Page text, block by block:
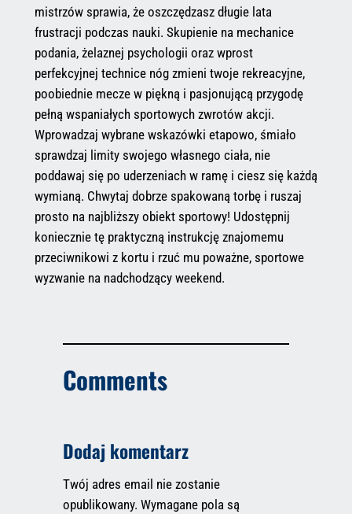
mistrzów sprawia, że oszczędzasz długie lata
frustracji podczas nauki. Skupienie na mechanice
podania, żelaznej psychologii oraz wprost
perfekcyjnej technice nóg zmieni twoje rekreacyjne,
poobiednie mecze w piękną i pasjonującą przygodę
pełną wspaniałych sportowych zwrotów akcji.
Wprowadzaj wybrane wskazówki etapowo, śmiało
sprawdzaj limity swojego własnego ciała, nie
poddawaj się po uderzeniach w ramę i ciesz się każdą
wymianą. Chwytaj dobrze spakowaną torbę i ruszaj
prosto na najbliższy obiekt sportowy! Udostępnij
koniecznie tę praktyczną instrukcję znajomemu
przeciwnikowi z kortu i rzuć mu poważne, sportowe
wyzwanie na nadchodzący weekend.
Comments
Dodaj komentarz
Twój adres email nie zostanie
opublikowany. Wymagane pola są